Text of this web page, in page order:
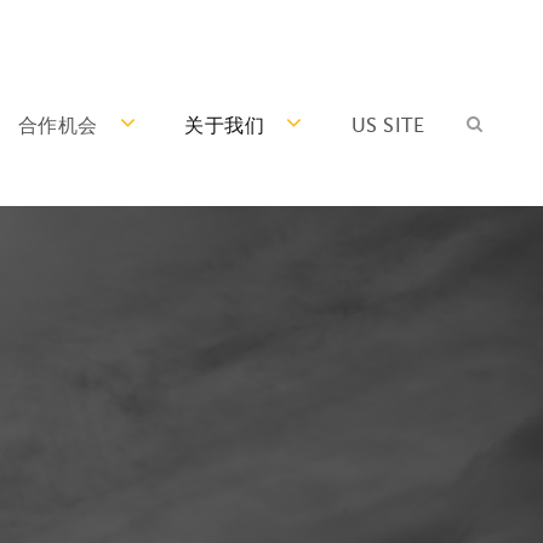
合作机会 关于我们 US SITE